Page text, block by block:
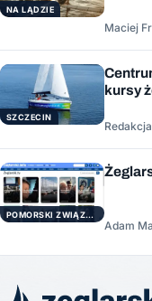
NA LĄDZIE
Maciej
SZCZECIN
kursy
Redakcja
POMORSKI ZWIĄZEK ŻEGLARSKI
Adam